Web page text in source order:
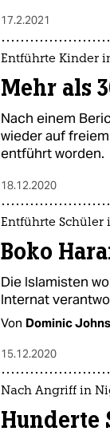
17.2.2021
Entführte Kinder
Mehr als
Nach einem
wieder auf
entführt worden.
18.12.2020
Entführte Schüler
Boko
Die Islamisten
Internat
Von Dominic
15.12.2020
Nach Angriff in
Hunderte